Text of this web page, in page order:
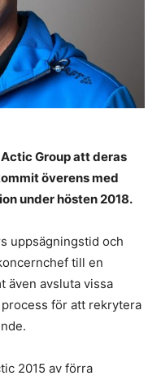
Group att deras
överens med
under hösten 2018.
uppsägningstid och
till en
även avsluta vissa
för att rekrytera
2015 av förra